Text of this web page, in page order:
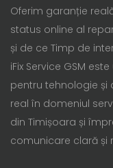
Oferim garanție
status online al
și de ce Timp de
iFix Service GSM
pentru tehnologie
real în domeniul
din Timișoara și
comunicare clară și